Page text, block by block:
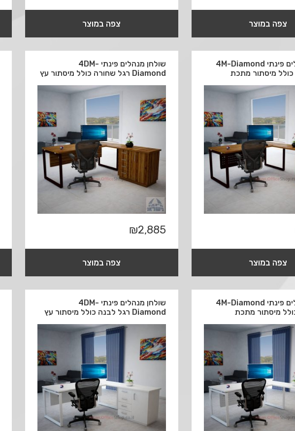
צפה במוצר צפה במוצר
שולחן מנהלים פינתי 4M-Diamond
מיסתור מתכת
צפה במוצר
שולחן מנהלים פינתי 4DM-
Diamond רגל שחורה כולל מיסתור עץ
₪2,885
צפה במוצר
שולחן מנהלים פינתי 4M-Diamond
מיסתור מתכת
שולחן מנהלים פינתי 4DM-
Diamond רגל לבנה כולל מיסתור עץ